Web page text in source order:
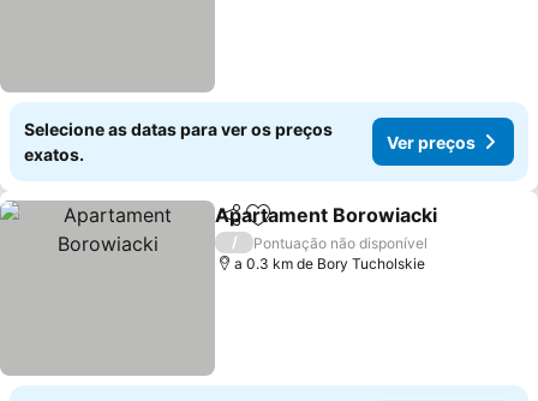
Selecione as datas para ver os preços
exatos.
Ver preços
PartilharAdicionar aos favoritos
Apartament Borowiacki
/
Pontuação não disponível
a 0.3 km de Bory Tucholskie